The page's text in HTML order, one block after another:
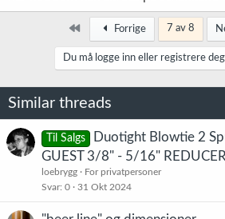
Først Forrige 7 av 8
Du må logge inn eller registrere
Similar threads
Til Salgs
Duotight Blowtie 2
GUEST 3/8" - 5/16"
loebrygg
For privatpersoner
Svar 0 31 Okt 2024